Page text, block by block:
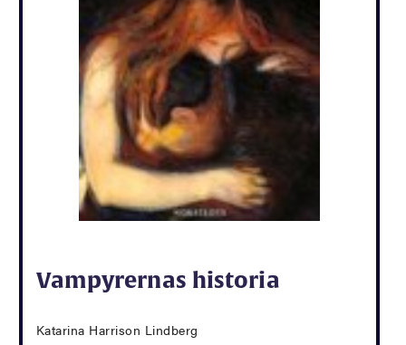
Vampyrernas historia
Katarina Harrison Lindberg